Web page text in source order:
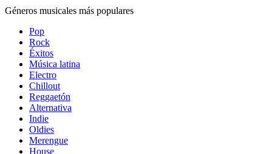
Géneros musicales más populares
Pop
Rock
Éxitos
Música latina
Electro
Chillout
Reggaetón
Alternativa
Indie
Oldies
Merengue
House